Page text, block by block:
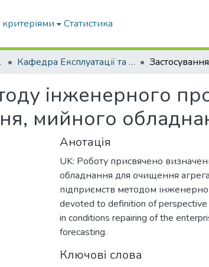
Статистика
Кафедра Експлуатації та технічного сервісу машин
інженерного
мийного
Анотація
UK: Роботу присвячено
обладнання для очищення
підприємств методом
devoted to definition of
in conditions repairing of the
forecasting.
Ключові слова